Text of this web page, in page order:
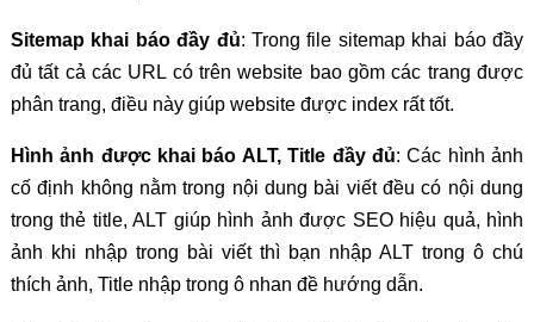
Sitemap khai báo đầy đủ: Trong file sitemap khai báo đầy
đủ tất cả các URL có trên website bao gồm các trang được
phân trang, điều này giúp website được index rất tốt.
Hình ảnh được khai báo ALT, Title đầy đủ: Các hình ảnh
cố định không nằm trong nội dung bài viết đều có nội dung
trong thẻ title, ALT giúp hình ảnh được SEO hiệu quả, hình
ảnh khi nhập trong bài viết thì bạn nhập ALT trong ô chú
thích ảnh, Title nhập trong ô nhan đề hướng dẫn.